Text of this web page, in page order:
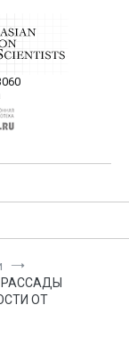
—
в
журнале
статей в
ОТ